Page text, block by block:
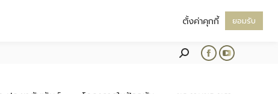
Search:
Facebook
opens
YouTube
opens
ตั้งค่าคุกกี้ ยอมรับ